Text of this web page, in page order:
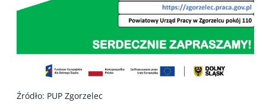
Źródło: PUP Zgorzelec